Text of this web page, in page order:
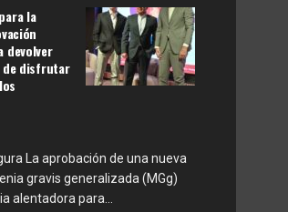
la
devolver
de disfrutar
La aprobación de una nueva
gravis generalizada (MGg)
alentadora para...